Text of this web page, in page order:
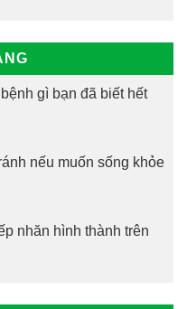
gì bạn đã biết hết
nếu muốn sống khỏe
nhăn hình thành trên